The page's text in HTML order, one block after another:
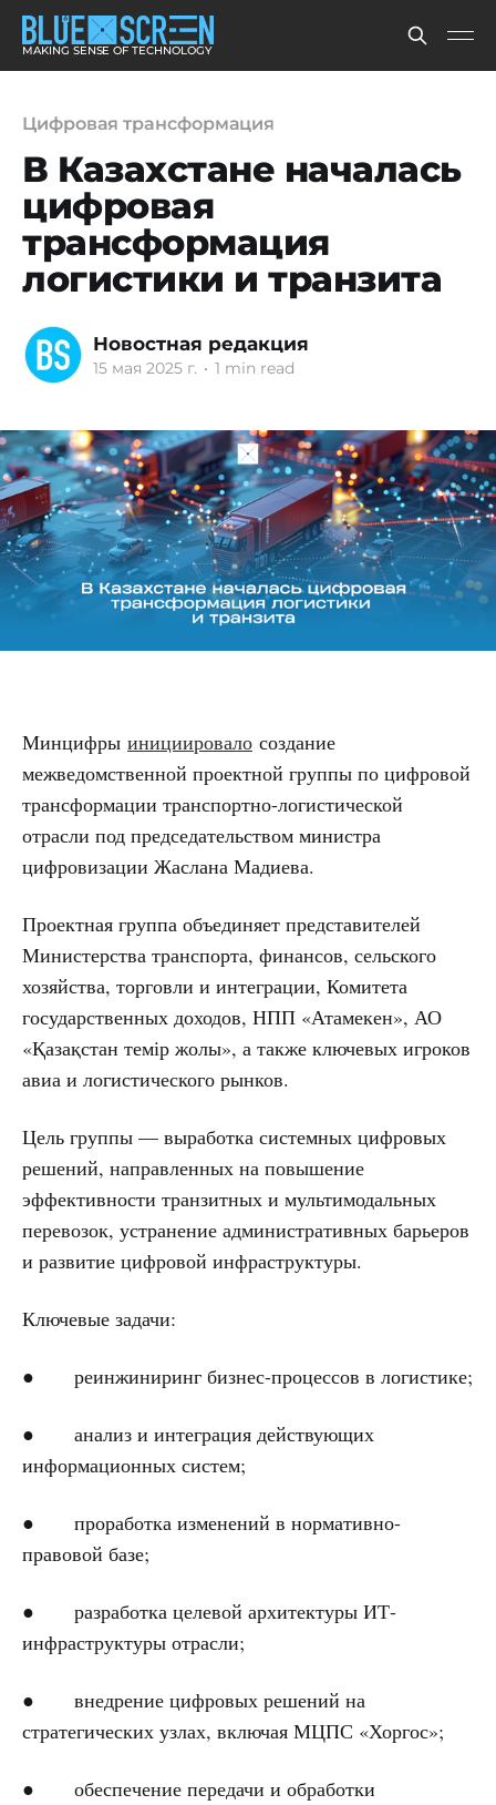
MAKING SENSE OF TECHNOLOGY
Цифровая трансформация
В Казахстане началась
цифровая
трансформация
логистики и транзита
Новостная редакция
15 мая 2025 г. • 1 min read
Минцифры инициировало создание
межведомственной проектной группы по цифровой
трансформации транспортно-логистической
отрасли под председательством министра
цифровизации Жаслана Мадиева.
Проектная группа объединяет представителей
Министерства транспорта, финансов, сельского
хозяйства, торговли и интеграции, Комитета
государственных доходов, НПП «Атамекен», АО
«Қазақстан темір жолы», а также ключевых игроков
авиа и логистического рынков.
Цель группы — выработка системных цифровых
решений, направленных на повышение
эффективности транзитных и мультимодальных
перевозок, устранение административных барьеров
и развитие цифровой инфраструктуры.
Ключевые задачи:
● реинжиниринг бизнес-процессов в логистике;
● анализ и интеграция действующих
информационных систем;
● проработка изменений в нормативно-
правовой базе;
● разработка целевой архитектуры ИТ-
инфраструктуры отрасли;
● внедрение цифровых решений на
стратегических узлах, включая МЦПС «Хоргос»;
● обеспечение передачи и обработки